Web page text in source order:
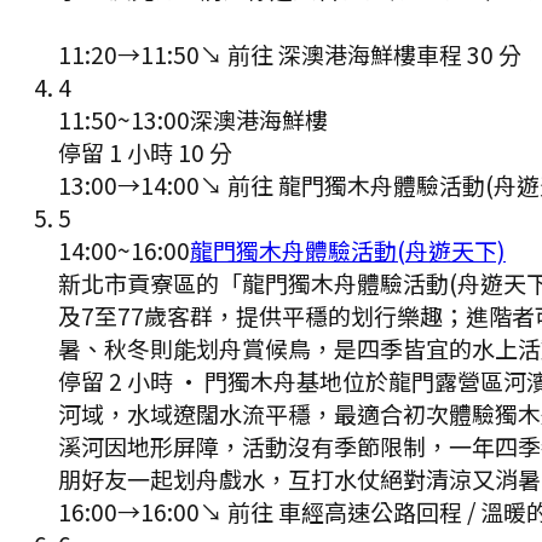
11:20→11:50↘ 前往深澳港海鮮樓車程30 分
4
11:50~13:00深澳港海鮮樓
停留 1 小時 10 分
13:00→14:00↘ 前往 龍門獨木舟體驗活動(舟
5
14:00~16:00龍門獨木舟體驗活動(舟遊天下)
新北市貢寮區的「龍門獨木舟體驗活動(舟遊
及7至77歲客群，提供平穩的划行樂趣；進階
暑、秋冬則能划舟賞候鳥，是四季皆宜的水上
停留 2 小時 · 門獨木舟基地位於龍門露營區河
河域，水域遼闊水流平穩，最適合初次體驗獨
溪河因地形屏障，活動沒有季節限制，一年四
朋好友一起划舟戲水，互打水仗絕對清涼又消
16:00→16:00↘ 前往 車經高速公路回程 / 溫暖